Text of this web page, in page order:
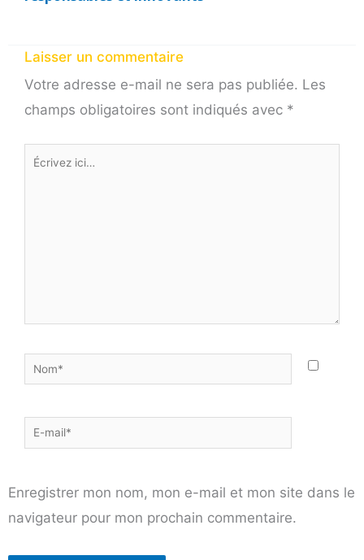
Laisser un commentaire
Votre adresse e-mail ne sera pas publiée. Les
champs obligatoires sont indiqués avec *
Écrivez
Nom*
E-
mail*
Enregistrer mon nom, mon e-mail et mon site dans le
navigateur pour mon prochain commentaire.